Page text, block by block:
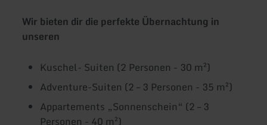
Wir bieten dir die perfekte Übernachtung in
unseren
Kuschel- Suiten (2 Personen - 30 m²)
Adventure-Suiten (2 – 3 Personen - 35 m²)
Appartements „Sonnenschein“ (2 – 3
Personen - 40 m²)